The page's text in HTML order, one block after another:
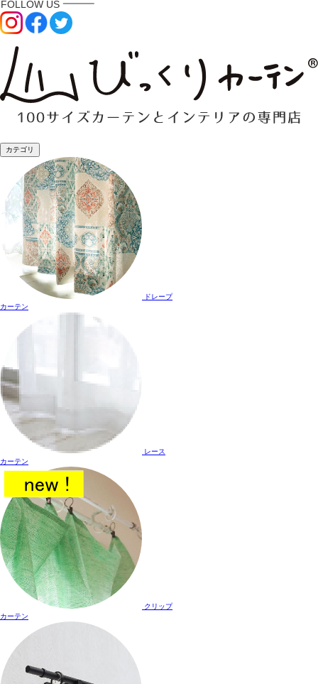
カテゴリ
ドレープ
カーテン
レース
カーテン
クリップ
カーテン